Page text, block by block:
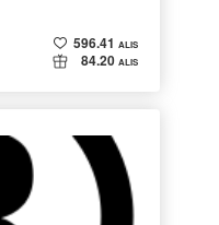
596.41 ALIS
84.20 ALIS